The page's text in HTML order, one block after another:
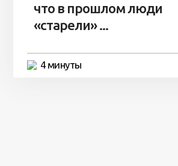
что в прошлом люди
«старели» ...
4 минуты